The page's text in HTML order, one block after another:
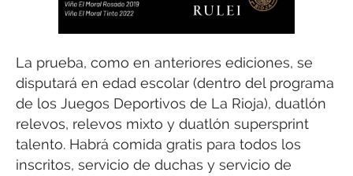
La prueba, como en anteriores ediciones, se
disputará en edad escolar (dentro del programa
de los Juegos Deportivos de La Rioja), duatlón
relevos, relevos mixto y duatlón supersprint
talento. Habrá comida gratis para todos los
inscritos, servicio de duchas y servicio de